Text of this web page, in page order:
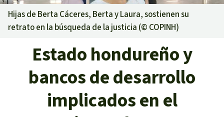
Informaciones
Informaciones
Éxitos y Noticias
Suscribirme al boletín
Prensa
Temas
Clima
Madera tropical
Salva la Selva
Acerca de Salva la Selva
Búsqueda
Español
Urgen donaciones
Certificados de donación
Preguntas y Respuestas
Donar para un tema
Bienestar animal
Hijas de Berta Cáceres, Berta y Laura, sostienen su
retrato en la búsqueda de la justicia (© COPINH)
Estado hondureño y
bancos de desarrollo
implicados en el